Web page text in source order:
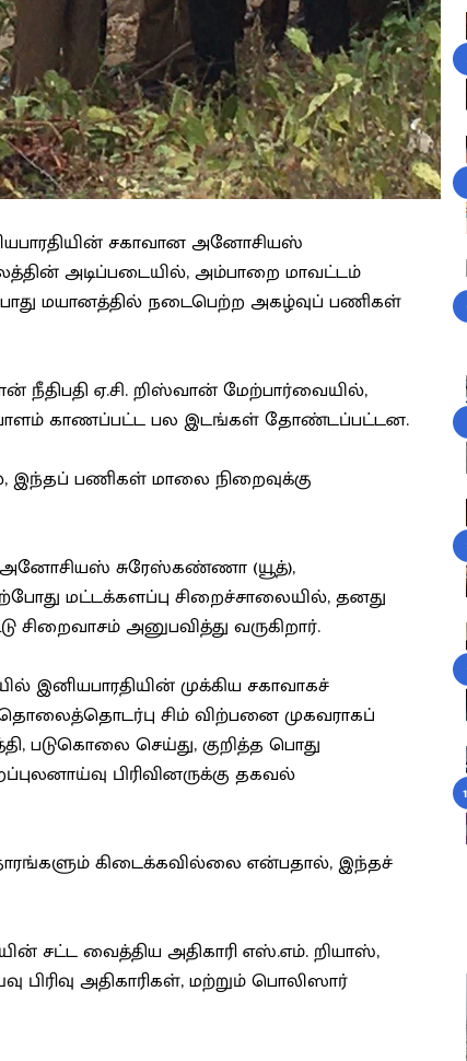
சகாவான அனோசியஸ்
அடிப்படையில், அம்பாறை மாவட்டம்
மயானத்தில் நடைபெற்ற அகழ்வுப் பணிகள்
நீதிபதி ஏ.சி. றிஸ்வான் மேற்பார்வையில்,
காணப்பட்ட பல இடங்கள் தோண்டப்பட்டன.
இந்தப் பணிகள் மாலை நிறைவுக்கு
சுரேஸ்கண்ணா (யூத்),
மட்டக்களப்பு சிறைச்சாலையில், தனது
அனுபவித்து வருகிறார்.
முக்கிய சகாவாகச்
சிம் விற்பனை முகவராகப்
படுகொலை செய்து, குறித்த பொது
பிரிவினருக்கு தகவல்
கிடைக்கவில்லை என்பதால், இந்தச்
சட்ட வைத்திய அதிகாரி எஸ்.எம். றியாஸ்,
பிரிவு அதிகாரிகள், மற்றும் பொலிஸார்